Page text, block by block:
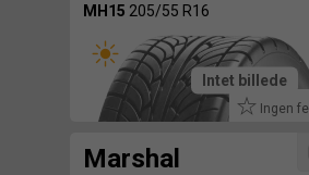
MH15 205/55 R16
Ingen
Intet billede
Marshal